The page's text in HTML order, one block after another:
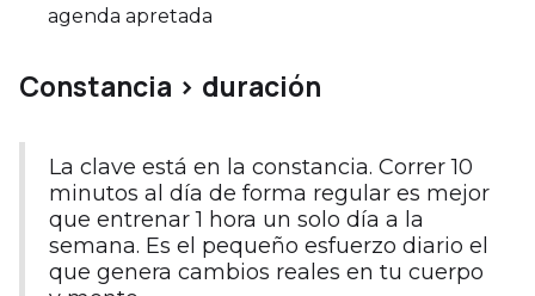
agenda apretada
Constancia > duración
La clave está en la constancia. Correr 10
minutos al día de forma regular es mejor
que entrenar 1 hora un solo día a la
semana. Es el pequeño esfuerzo diario el
que genera cambios reales en tu cuerpo